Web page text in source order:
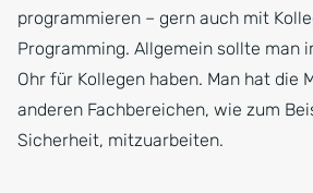
programmieren – gern auch mit
Programming. Allgemein sollte man
Ohr für Kollegen haben. Man hat die
anderen Fachbereichen, wie zum
Sicherheit, mitzuarbeiten.